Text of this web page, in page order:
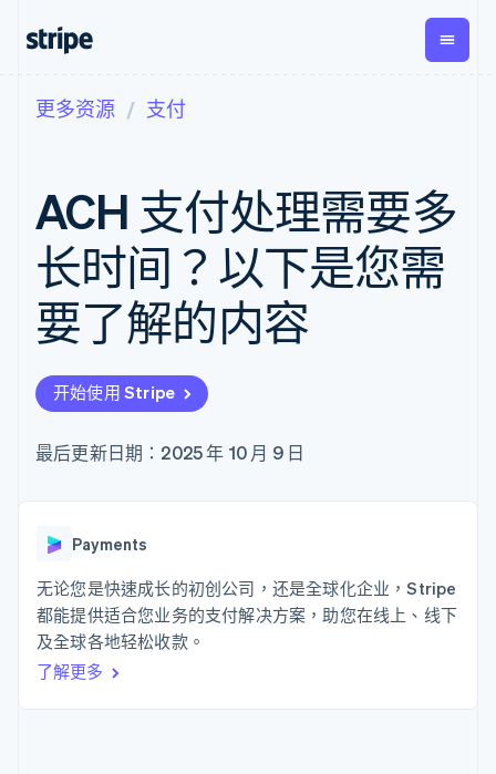
支付
在线支付
Managed
Payments
备案商家解决
方案
Payment links
无代码支付
预构建支付界
面
Elements
Payment
接入 125+ 种支
Authorization
Boost
支付成功率优
化
Link
加速结账
经常性收入
Metronome
按用量计费
Subscriptions
订阅管理
Invoicing
一次性或定期
Tax
销售税和增值
Recognition
Stripe Sigma
Global
Payouts
向第三
方打款
按企业阶段
按应用场景
智能体商务
加密货币
电子商务
嵌入式金融
财务自动化
全球化企业
交易市场
按行业
AI 企业
酒店、旅游与休闲
文档
库与 SDK
Stripe Apps
指南
接受线上付款
实施预置结账流程
构建平台或交易市场
管理订阅
发行稳定币支持的支付卡
资源
应用集成
代码示例
学习
指南
支持
获取支持
托管支持方案
专业服务
公司
产品路线图
Stripe Press
联系销售
更多资源 支付
ACH 支付处理需要多
长时间？以下是您需
要了解的内容
开始使用 Stripe
最后更新日期：2025 年 10 月 9 日
Payments
无论您是快速成长的初创公司，还是全球化企业，Stripe
都能提供适合您业务的支付解决方案，助您在线上、线下
及全球各地轻松收款。
了解更多